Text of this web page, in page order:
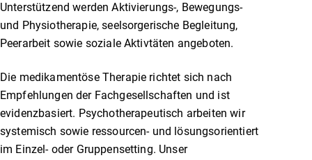
Unterstützend werden Aktivierungs-, Bewegungs-
und Physiotherapie, seelsorgerische Begleitung,
Peerarbeit sowie soziale Aktivtäten angeboten.
Die medikamentöse Therapie richtet sich nach
Empfehlungen der Fachgesellschaften und ist
evidenzbasiert. Psychotherapeutisch arbeiten wir
systemisch sowie ressourcen- und lösungsorientiert
im Einzel- oder Gruppensetting. Unser